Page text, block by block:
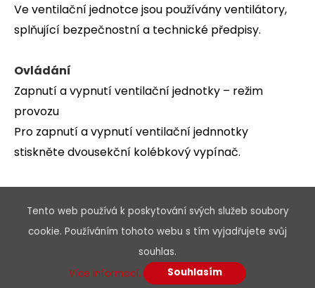
Ve ventilační jednotce jsou používány ventilátory,
splňující bezpečnostní a technické předpisy.
Ovládání
Zapnutí a vypnutí ventilační jednotky – režim
provozu
Pro zapnutí a vypnutí ventilační jednnotky
stiskněte dvousekční kolébkový vypínač.
Obsah dodávky
• 1x ventilační jednotka
• 1x napájecí kabel 230V délky 2 m
• 1x návod k instalaci a obsluze
Tento web používá k poskytování svých služeb soubory
cookie. Používáním tohoto webu s tím vyjadřujete svůj
souhlas.
Více informací.
Souhlasím